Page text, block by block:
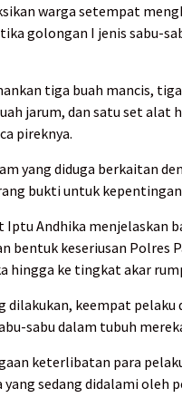
warga setempat
golongan I jenis sabu-
tiga buah mancis,
jarum, dan satu set alat
pireknya.
yang diduga berkaitan
bukti untuk
Iptu Andhika menjelaskan
bentuk keseriusan Polres
hingga ke tingkat akar
dilakukan, keempat
sabu dalam tubuh
keterlibatan para
sedang didalami oleh